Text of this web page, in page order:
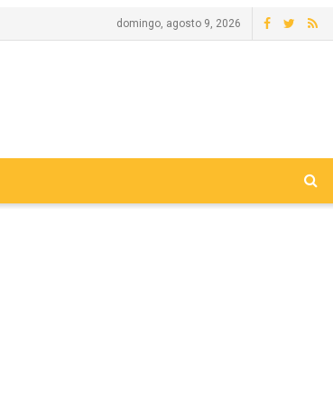
domingo, agosto 9, 2026